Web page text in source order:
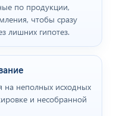
по продукции,
чтобы сразу
лишних гипотез.
на неполных исходных
и несобранной